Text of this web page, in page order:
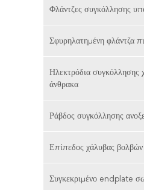
Φλάντζες συγκόλλησης
Σφυρηλατημένη φλάντζα
Ηλεκτρόδια συγκόλλησης
άνθρακα
Ράβδος συγκόλλησης
Επίπεδος χάλυβας βολβών
Συγκεκριμένο endplate